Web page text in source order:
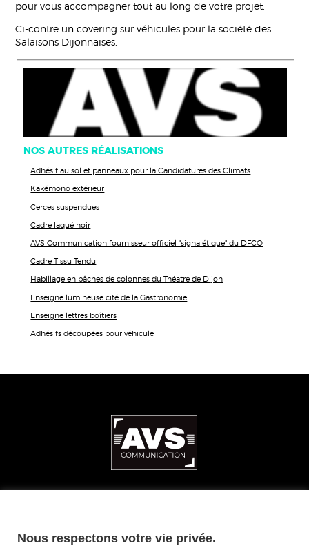
pour vous accompagner tout au long de votre projet.
Ci-contre un covering sur véhicules pour la société des
Salaisons Dijonnaises.
NOS AUTRES RÉALISATIONS
Adhésif au sol et panneaux pour la Candidatures des Climats
Kakémono extérieur
Cerces suspendues
Cadre laqué noir
AVS Communication fournisseur officiel "signalétique" du DFCO
Cadre Tissu Tendu
Habillage en bâches de colonnes du Théatre de Dijon
Enseigne lumineuse cité de la Gastronomie
Enseigne lettres boîtiers
Adhésifs découpées pour véhicule
Nous respectons votre vie privée.